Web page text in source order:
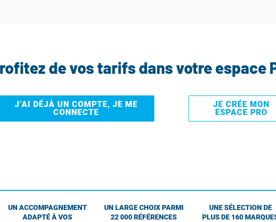
de vos tarifs dans votre espace
J’AI DÉJÀ UN COMPTE, JE ME
CONNECTE
JE CRÉE MON
ESPACE PRO
UN ACCOMPAGNEMENT
ADAPTÉ À VOS
UN LARGE CHOIX PARMI
22 000 RÉFÉRENCES
UNE SÉLECTION DE
PLUS DE 160